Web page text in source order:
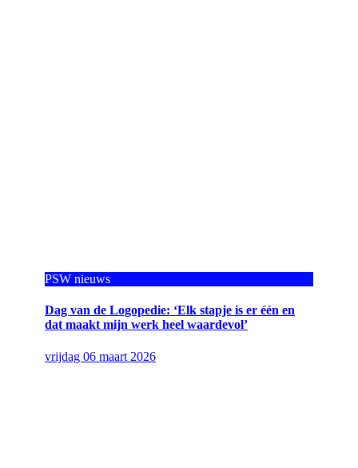
PSW nieuws
Dag van de Logopedie: ‘Elk stapje is er één en
dat maakt mijn werk heel waardevol’
vrijdag 06 maart 2026